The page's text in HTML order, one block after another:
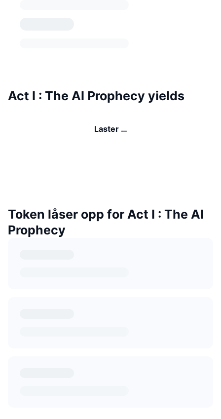
Act I : The AI Prophecy yields
Laster …
Token låser opp for Act I : The AI
Prophecy